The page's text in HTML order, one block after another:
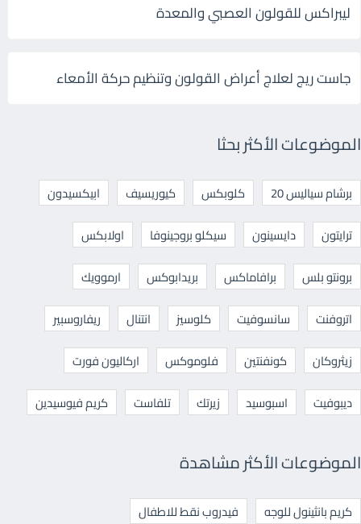
ليبراكس للقولون العصبي والمعدة
جاست ريج لعلاج أعراض القولون وتنظيم حركة الأمعاء
الموضوعات الأكثر بحثا
برشام سياليس 20 كلوبكس كيوريسيف
ابيكسيدون
ترايتون
دايسينون سيكلو بروجينوفا
اولابكس
برونتو بلس
برافاماكس بريدابوكس
ارموويك
اتروفنت
سانسوفيت كلوسيز انتنال
ريفاروسبير
زيثروكان
كونفنتين فلوموكس
اركاليون فورت
ديبوفيت
اسبوسيد زيرتك تلفاست كريم فيوسيدين
الموضوعات الأكثر مشاهدة
كريم بانثينول للوجه فيدروب نقط للاطفال